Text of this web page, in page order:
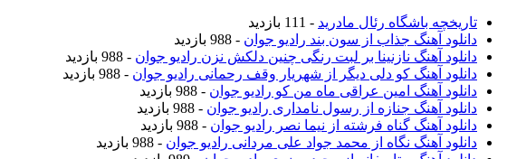
تاریخچه باشگاه رئال مادرید - 111 بازدید
دانلود آهنگ جذاب از سون بند رادیو جوان - 988 بازدید
دانلود آهنگ نازنینا بر لبت رنگی چنین دلکش نزن رادیو جوان - 988 بازدید
دانلود آهنگ کو دلی دیگر از شهریار وقف رحمانی رادیو جوان - 988 بازدید
دانلود آهنگ امین عراقی ماه من کو رادیو جوان - 988 بازدید
دانلود آهنگ جنازه از رسول نامداری رادیو جوان - 988 بازدید
دانلود آهنگ گناه فرشته از نیما نصر رادیو جوان - 988 بازدید
دانلود آهنگ نگاه از محمد جواد علی مردانی رادیو جوان - 988 بازدید